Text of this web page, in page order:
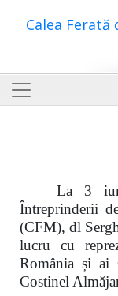
Calea Ferată
La 3
Întreprinderii
(CFM), dl
lucru cu
România și ai
Costinel